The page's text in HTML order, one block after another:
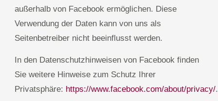
außerhalb von Facebook ermöglichen. Diese
Verwendung der Daten kann von uns als
Seitenbetreiber nicht beeinflusst werden.
In den Datenschutzhinweisen von Facebook finden
Sie weitere Hinweise zum Schutz Ihrer
Privatsphäre: https://www.facebook.com/about/privacy/.